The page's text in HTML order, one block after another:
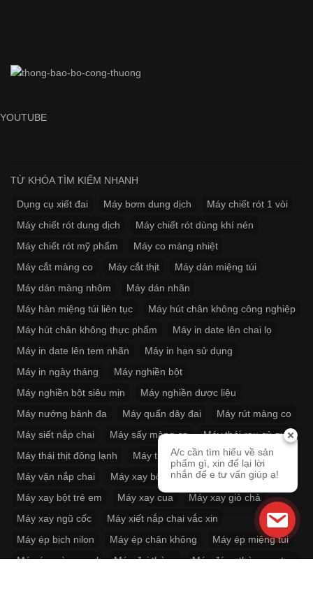
YOUTUBE
TỪ KHÓA TÌM KIẾM NHANH
Dụng cụ xiết đai Máy bơm dung dịch
Máy chiết rót 1 vòi
Máy chiết rót dung dịch
Máy chiết rót dùng khí nén
Máy chiết rót mỹ phẩm
Máy co màng nhiệt
Máy cắt màng co
Máy cắt thịt
Máy dán miệng túi
Máy dán màng nhôm
Máy dán nhãn
Máy hàn miệng túi liên tục
Máy hút chân không công nghiệp
Máy hút chân không thực phẩm
Máy in date lên chai lọ
Máy in date lên tem nhãn
Máy in hạn sử dụng
Máy in ngày tháng
Máy nghiền bột
Máy nghiền bột siêu mịn
Máy nghiền dược liệu
Máy nướng bánh đa
Máy quấn dây đai
Máy rút màng co
Máy siết nắp chai
Máy sấy màng co
Máy thái rau củ quả
Máy thái thịt đông lạnh
Máy thít dây đai
Máy vặn nắp chai
Máy xay bột khô
Máy xay bột siêu mịn
Máy xay bột trẻ em
Máy xay cua
Máy xay giò chả
Máy xay ngũ cốc
Máy xiết nắp chai vắc xin
Máy ép bịch nilon
Máy ép chân không
Máy ép miệng túi
Máy ép màng seal
Máy đai thùng
Máy đóng thùng carton
A/c cần tìm hiểu về sản
phẩm gì, xin để lại lời
nhắn để e tư vấn giúp ạ!